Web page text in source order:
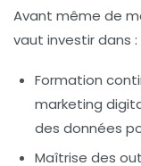
Avant même de
vaut investir dans :
Formation
marketing
des données
Maîtrise des